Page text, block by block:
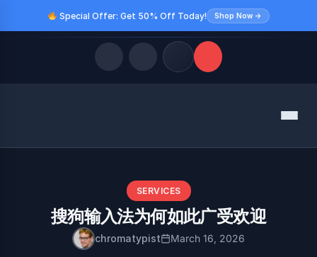
Special Offer: Get 50% Off Today! Shop Now →
Menu
SERVICES
搜狗输入法为何如此广受欢迎
chromatypist March 16, 2026